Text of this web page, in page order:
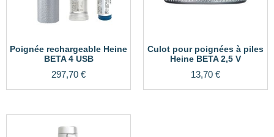
Poignée rechargeable Heine
BETA 4 USB
297,70 €
Culot pour poignées à piles
Heine BETA 2,5 V
13,70 €